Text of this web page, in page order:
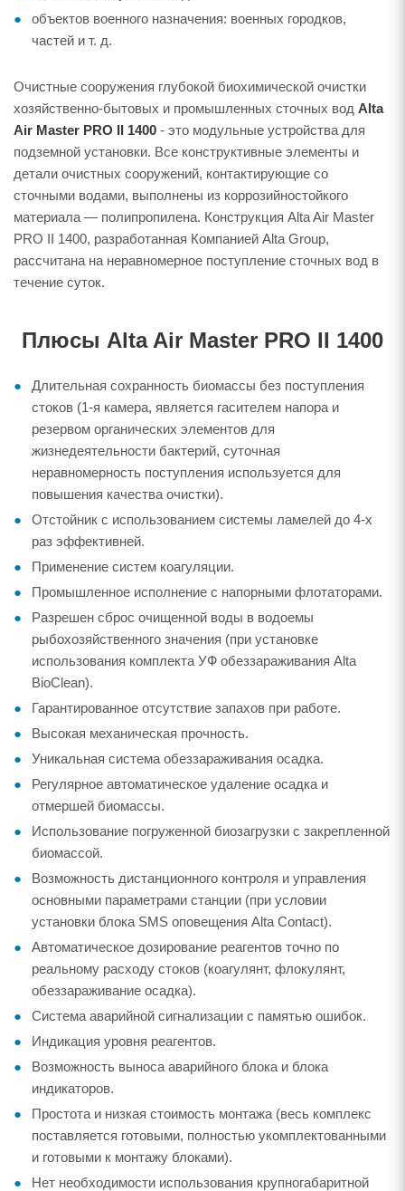
объектов военного назначения: военных городков,
частей и т. д.
Очистные сооружения глубокой биохимической очистки
хозяйственно-бытовых и промышленных сточных вод Alta
Air Master PRO II 1400 - это модульные устройства для
подземной установки. Все конструктивные элементы и
детали очистных сооружений, контактирующие со
сточными водами, выполнены из коррозийностойкого
материала — полипропилена. Конструкция Alta Air Master
PRO II 1400, разработанная Компанией Alta Group,
рассчитана на неравномерное поступление сточных вод в
течение суток.
Плюсы Alta Air Master PRO II 1400
Длительная сохранность биомассы без поступления
стоков (1-я камера, является гасителем напора и
резервом органических элементов для
жизнедеятельности бактерий, суточная
неравномерность поступления используется для
повышения качества очистки).
Отстойник с использованием системы ламелей до 4-х
раз эффективней.
Применение систем коагуляции.
Промышленное исполнение с напорными флотаторами.
Разрешен сброс очищенной воды в водоемы
рыбохозяйственного значения (при установке
использования комплекта УФ обеззараживания Alta
BioClean).
Гарантированное отсутствие запахов при работе.
Высокая механическая прочность.
Уникальная система обеззараживания осадка.
Регулярное автоматическое удаление осадка и
отмершей биомассы.
Использование погруженной биозагрузки с закрепленной
биомассой.
Возможность дистанционного контроля и управления
основными параметрами станции (при условии
установки блока SMS оповещения Alta Contact).
Автоматическое дозирование реагентов точно по
реальному расходу стоков (коагулянт, флокулянт,
обеззараживание осадка).
Система аварийной сигнализации с памятью ошибок.
Индикация уровня реагентов.
Возможность выноса аварийного блока и блока
индикаторов.
Простота и низкая стоимость монтажа (весь комплекс
поставляется готовыми, полностью укомплектованными
и готовыми к монтажу блоками).
Нет необходимости использования крупногабаритной